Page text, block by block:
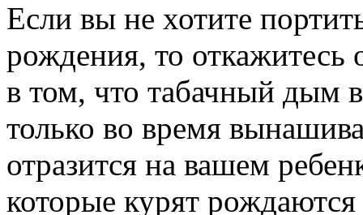
Если вы не хотите
рождения, то откажитесь
в том, что табачный дым
только во время
отразится на вашем
которые курят